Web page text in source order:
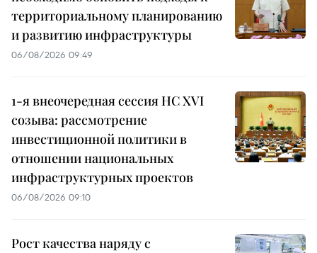
территориальному планированию
и развитию инфраструктуры
06/08/2026 09:49
1-я внеочередная сессия НС XVI
созыва: рассмотрение
инвестиционной политики в
отношении национальных
инфраструктурных проектов
06/08/2026 09:10
Рост качества наряду с